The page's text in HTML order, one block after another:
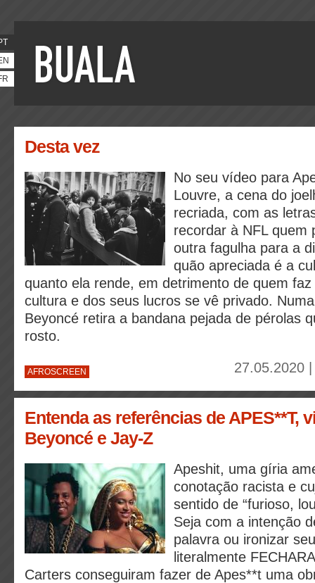
Desta vez
No seu vídeo para
Louvre, a cena do
recriada, com as
recordar à NFL quem
outra fagulha para a
quão apreciada é a
quanto ela rende, em detrimento de quem
cultura e dos seus lucros se vê privado.
Beyoncé retira a bandana pejada de pérolas
rosto.
AFROSCREEN 27.05.2020
Entenda as referências de APES**T,
Beyoncé e Jay-Z
Apeshit, uma gíria
conotação racista e
sentido de “furioso,
Seja com a intenção
palavra ou ironizar
literalmente
Carters conseguiram fazer de Apes**t uma